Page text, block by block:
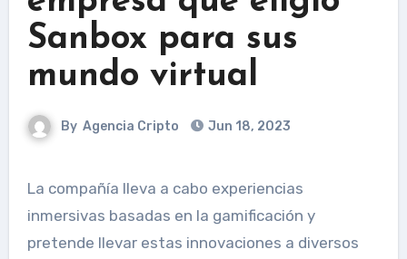
Sanbox para sus
mundo virtual
By Agencia Cripto Jun 18, 2023
La compañía lleva a cabo experiencias
inmersivas basadas en la gamificación y
pretende llevar estas innovaciones a diversos